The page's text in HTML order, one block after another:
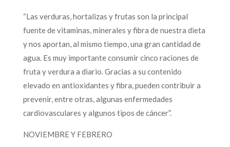
“Las verduras, hortalizas y frutas son la principal
fuente de vitaminas, minerales y fibra de nuestra dieta
y nos aportan, al mismo tiempo, una gran cantidad de
agua. Es muy importante consumir cinco raciones de
fruta y verdura a diario. Gracias a su contenido
elevado en antioxidantes y fibra, pueden contribuir a
prevenir, entre otras, algunas enfermedades
cardiovasculares y algunos tipos de cáncer”.
NOVIEMBRE Y FEBRERO